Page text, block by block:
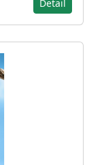
Detail